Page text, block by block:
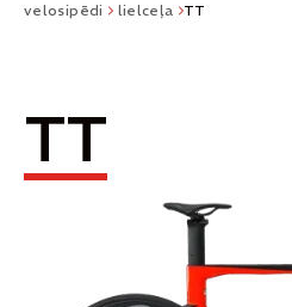
velosipēdi lielceļa TT
TT